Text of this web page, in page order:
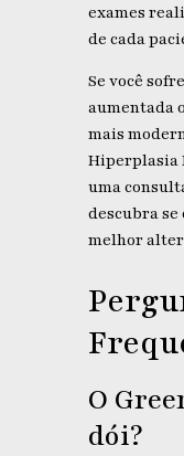
exames
de cada
Se você
aumentada
mais
Hiperplasia
uma
descubra se
melhor
O
dói?